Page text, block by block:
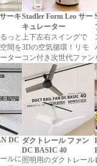
ーキ
っと
間を
ター
Stadler Form Leo サー
キュレーター
上下左右スイングで
3Dの空気循環！リモ
コン付き次世代ファン
DC
ルに
ダクトレール ファン
DC BASIC 40
照明用のダクトレール